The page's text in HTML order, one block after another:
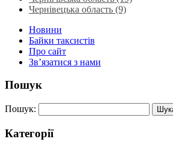
Чернівецька область (9)
Новини
Байки таксистів
Про сайт
Зв’язатися з нами
Пошук
Пошук:
Категорії